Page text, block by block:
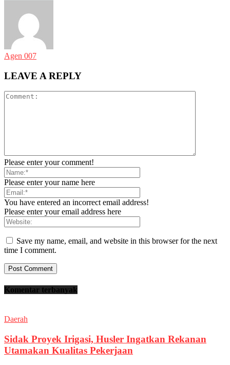
Agen 007
LEAVE A REPLY
Please enter your comment!
Please enter your name here
You have entered an incorrect email address!
Please enter your email address here
Save my name, email, and website in this browser for the next
time I comment.
Komentar terbanyak
Daerah
Sidak Proyek Irigasi, Husler Ingatkan Rekanan
Utamakan Kualitas Pekerjaan